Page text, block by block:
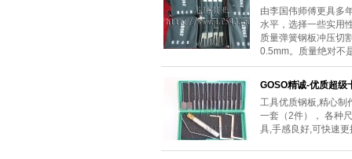
由李国伟师傅更具多
水平，选择一些实用
质量弹簧钢板冲压切
0.5mm。质量绝对不
GOSO精诚-优质超级
工具优质钢板,精心制
一套（2件）， 各种
具,手感良好,可快速